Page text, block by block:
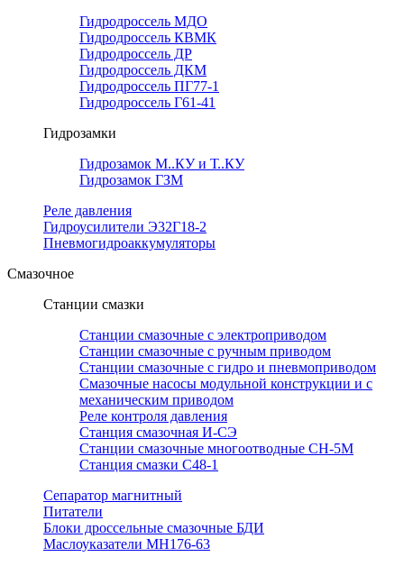
Гидродроссель МДО
Гидродроссель КВМК
Гидродроссель ДР
Гидродроссель ДКМ
Гидродроссель ПГ77-1
Гидродроссель Г61-41
Гидрозамки
Гидрозамок М..КУ и Т..КУ
Гидрозамок ГЗМ
Реле давления
Гидроусилители Э32Г18-2
Пневмогидроаккумуляторы
Смазочное
Станции смазки
Станции смазочные с электроприводом
Станции смазочные с ручным приводом
Станции смазочные с гидро и пневмоприводом
Смазочные насосы модульной конструкции и с
механическим приводом
Реле контроля давления
Станция смазочная И-СЭ
Станции смазочные многоотводные СН-5М
Станция смазки С48-1
Сепаратор магнитный
Питатели
Блоки дроссельные смазочные БДИ
Маслоуказатели МН176-63